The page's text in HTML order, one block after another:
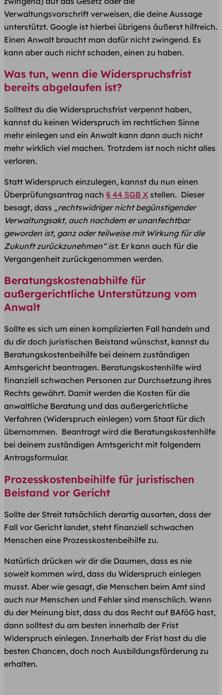
Verwaltungsvorschrift verweisen, die deine Aussage
unterstützt. Google ist hierbei übrigens äußerst hilfreich.
Einen Anwalt braucht man dafür nicht zwingend. Es
kann aber auch nicht schaden, einen zu haben.
Was tun, wenn die Widerspruchsfrist
bereits abgelaufen ist?
Solltest du die Widerspruchsfrist verpennt haben,
kannst du keinen Widerspruch im rechtlichen Sinne
mehr einlegen und ein Anwalt kann dann auch nicht
mehr wirklich viel machen. Trotzdem ist noch nicht alles
verloren.
Statt Widerspruch einzulegen, kannst du nun einen
Überprüfungsantrag nach § 44 SGB X stellen. Dieser
besagt, dass „rechtswidriger nicht begünstigender
Verwaltungsakt, auch nachdem er unanfechtbar
geworden ist, ganz oder teilweise mit Wirkung für die
Zukunft zurückzunehmen“ ist. Er kann auch für die
Vergangenheit zurückgenommen werden.
Beratungskostenabhilfe für
außergerichtliche Unterstützung vom
Anwalt
Sollte es sich um einen komplizierten Fall handeln und
du dir doch juristischen Beistand wünschst, kannst du
Beratungskostenbeihilfe bei deinem zuständigen
Amtsgericht beantragen. Beratungskostenhilfe wird
finanziell schwachen Personen zur Durchsetzung ihres
Rechts gewährt. Damit werden die Kosten für die
anwaltliche Beratung und das außergerichtliche
Verfahren (Widerspruch einlegen) vom Staat für dich
übernommen. Beantragt wird die Beratungskostenhilfe
bei deinem zuständigen Amtsgericht mit folgendem
Antragsformular.
Prozesskostenbeihilfe für juristischen
Beistand vor Gericht
Sollte der Streit tatsächlich derartig ausarten, dass der
Fall vor Gericht landet, steht finanziell schwachen
Menschen eine Prozesskostenbeihilfe zu.
Natürlich drücken wir dir die Daumen, dass es nie
soweit kommen wird, dass du Widerspruch einlegen
musst. Aber wie gesagt, die Menschen beim Amt sind
auch nur Menschen und Fehler sind menschlich. Wenn
du der Meinung bist, dass du das Recht auf BAföG hast,
dann solltest du am besten innerhalb der Frist
Widerspruch einlegen. Innerhalb der Frist hast du die
besten Chancen, doch noch Ausbildungsförderung zu
erhalten.